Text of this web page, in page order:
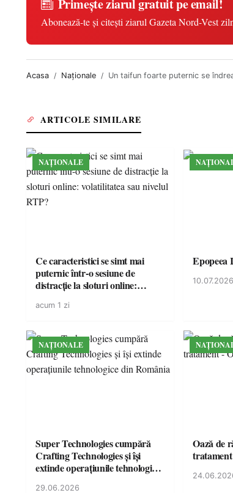
Primește ziarul gratuit pe email!
Abonează-te și citești ziarul Gazeta Nord-Vest
Acasa Naționale Un taifun foarte puternic se
ARTICOLE SIMILARE
NAȚIONALE
Ce caracteristici se simt mai
puternic într-o sesiune de
distracție la sloturi online:
acum 1 zi
Epopeea
10.07.2026
NAȚIONALE
Super Technologies cumpără
Crafting Technologies și își
extinde operațiunile tehnologice
29.06.2026
Oază de